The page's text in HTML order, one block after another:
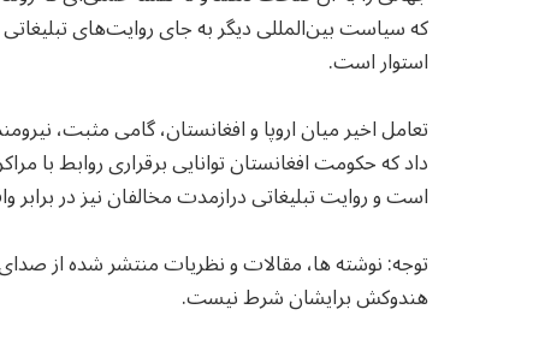
که سیاست بین‌المللی دیگر به‌ جای روایت‌های
استوار است.
تعامل اخیر میان اروپا و افغانستان، گامی مثبت،
داد که حکومت افغانستان توانایی برقراری روابط با
است و روایت تبلیغاتی درازمدت مخالفان نیز در برابر
توجه: نوشته ها، مقالات و نظریات منتشر شده از
هندوکش برایشان شرط نیست.